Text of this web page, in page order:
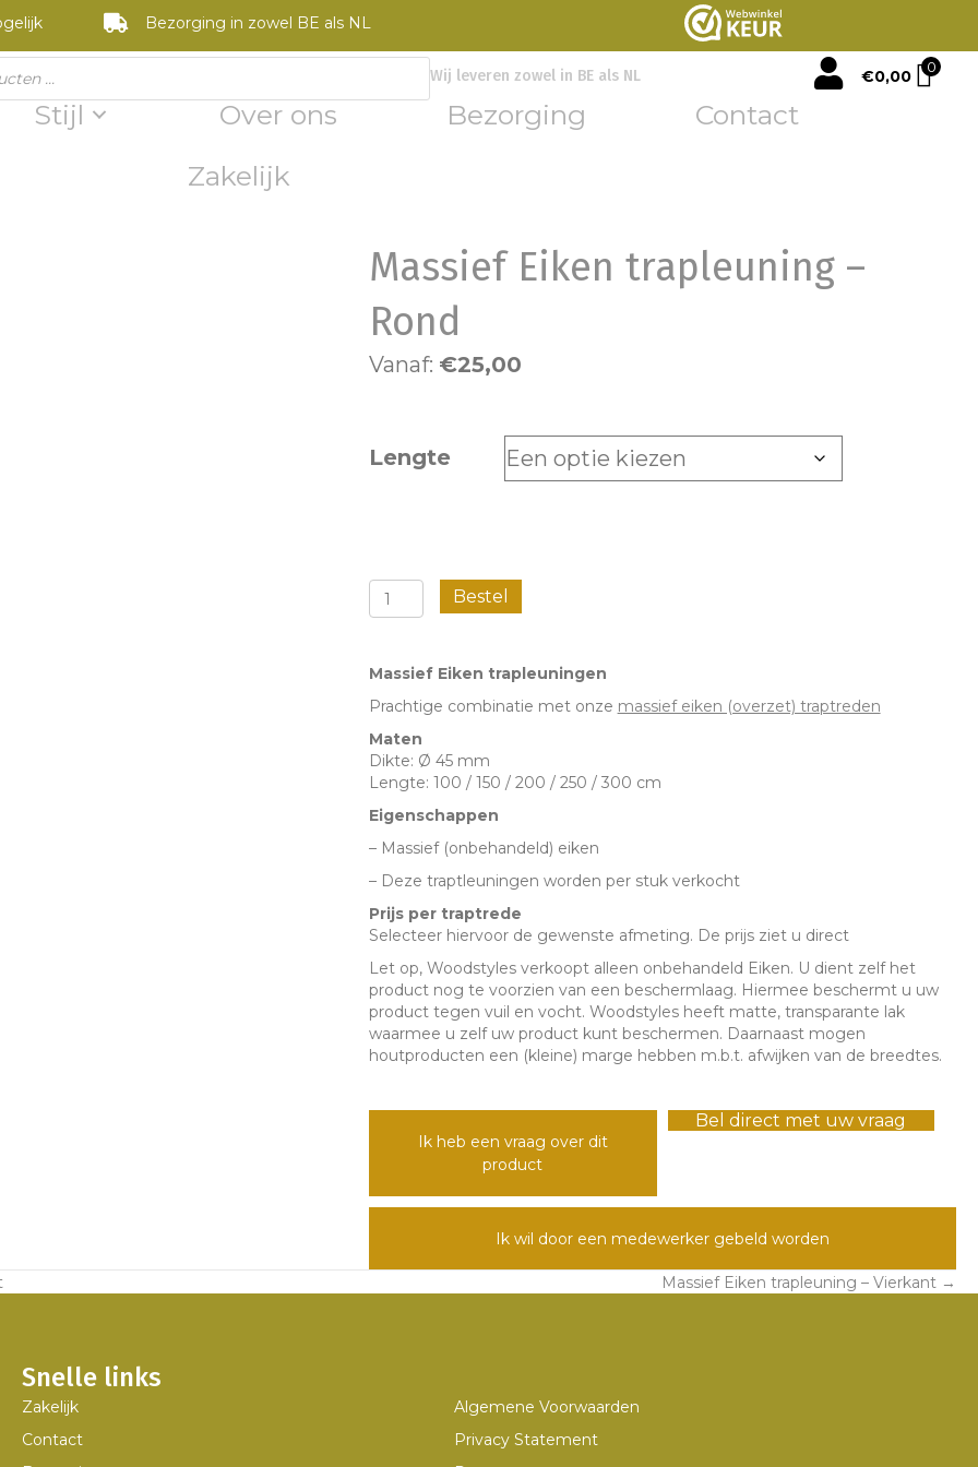
Bezorging in zowel BE als NL
Wij leveren zowel in BE als NL mijn account
€0,00 0
Stijl Over ons Bezorging
Contact
Zakelijk
Massief Eiken trapleuning –
Rond
Vanaf: €25,00
Lengte
Massief
Eiken
Rond
aantal
Bestel
Massief Eiken trapleuningen
Prachtige combinatie met onze massief eiken (overzet) traptreden
Maten
Dikte: Ø 45 mm
Lengte: 100 / 150 / 200 / 250 / 300 cm
Eigenschappen
– Massief (onbehandeld) eiken
– Deze traptleuningen worden per stuk verkocht
Prijs per traptrede
Selecteer hiervoor de gewenste afmeting. De prijs ziet u direct
Let op, Woodstyles verkoopt alleen onbehandeld Eiken. U dient zelf het
product nog te voorzien van een beschermlaag. Hiermee beschermt u uw
product tegen vuil en vocht. Woodstyles heeft matte, transparante lak
waarmee u zelf uw product kunt beschermen. Daarnaast mogen
houtproducten een (kleine) marge hebben m.b.t. afwijken van de breedtes.
Ik heb een vraag over dit
product
Bel direct met uw vraag
Ik wil door een medewerker gebeld worden
Massief Eiken trapleuning – Vierkant →
Snelle links
Zakelijk
Contact
Algemene Voorwaarden
Privacy Statement